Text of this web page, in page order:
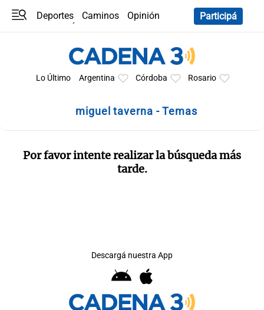
Deportes Caminos
Opinión
Participá
Lo Último Argentina Córdoba Rosario
miguel taverna - Temas
Por favor intente realizar la búsqueda más
tarde.
Descargá nuestra App